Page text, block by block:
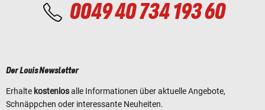
0049 40 734 193 60
Der Louis Newsletter
Erhalte kostenlosalle Informationen über aktuelle Angebote,
Schnäppchen oder interessante Neuheiten.